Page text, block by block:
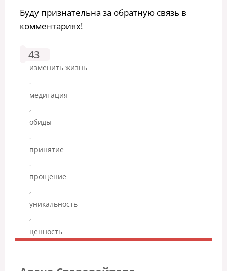
Буду признательна за обратную связь в
комментариях!
изменить жизнь
,
медитация
,
обиды
,
принятие
,
прощение
,
уникальность
,
ценность
43